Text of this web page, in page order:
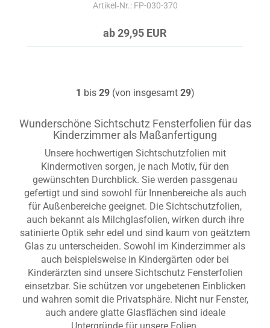
Artikel‑Nr.: FP-030-370
ab 29,95 EUR
1 bis 29(von insgesamt 29)
Wunderschöne Sichtschutz Fensterfolien für das
Kinderzimmer als Maßanfertigung
Unsere hochwertigen Sichtschutzfolien mit
Kindermotiven sorgen, je nach Motiv, für den
gewünschten Durchblick. Sie werden passgenau
gefertigt und sind sowohl für Innenbereiche als auch
für Außenbereiche geeignet. Die Sichtschutzfolien,
auch bekannt als Milchglasfolien, wirken durch ihre
satinierte Optik sehr edel und sind kaum von geätztem
Glas zu unterscheiden. Sowohl im Kinderzimmer als
auch beispielsweise in Kindergärten oder bei
Kinderärzten sind unsere Sichtschutz Fensterfolien
einsetzbar. Sie schützen vor ungebetenen Einblicken
und wahren somit die Privatsphäre. Nicht nur Fenster,
auch andere glatte Glasflächen sind ideale